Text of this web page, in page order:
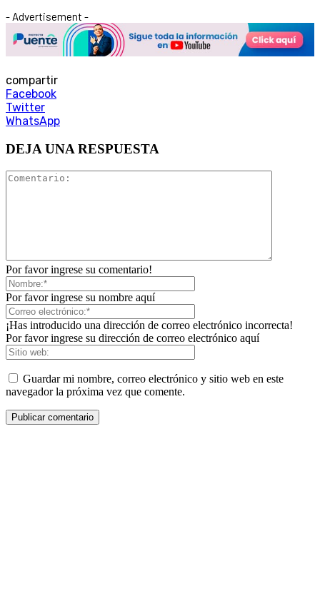
- Advertisement -
compartir
Facebook
Twitter
WhatsApp
DEJA UNA RESPUESTA
Por favor ingrese su comentario!
Por favor ingrese su nombre aquí
¡Has introducido una dirección de correo electrónico incorrecta!
Por favor ingrese su dirección de correo electrónico aquí
Guardar mi nombre, correo electrónico y sitio web en este
navegador la próxima vez que comente.